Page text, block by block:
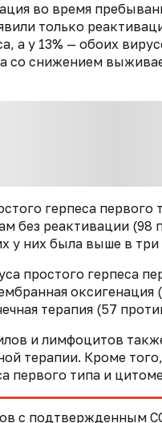
во время
только
а у 13% — обоих
со снижением
герпеса первого
без реактивации (98
у них была выше в три
простого герпеса
оксигенация
терапия (57
и лимфоцитов
терапии. Кроме
первого типа и
с подтвержденным